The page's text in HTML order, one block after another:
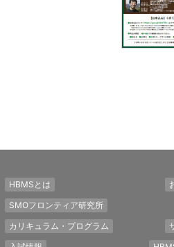
HBMSとは
SMOフロンティア研究所
カリキュラム・プログラム